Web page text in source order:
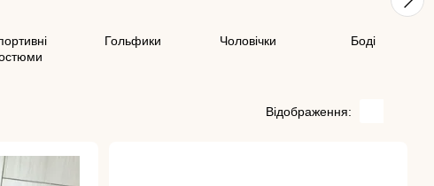
Гольфики Чоловічки Боді
Відображення: